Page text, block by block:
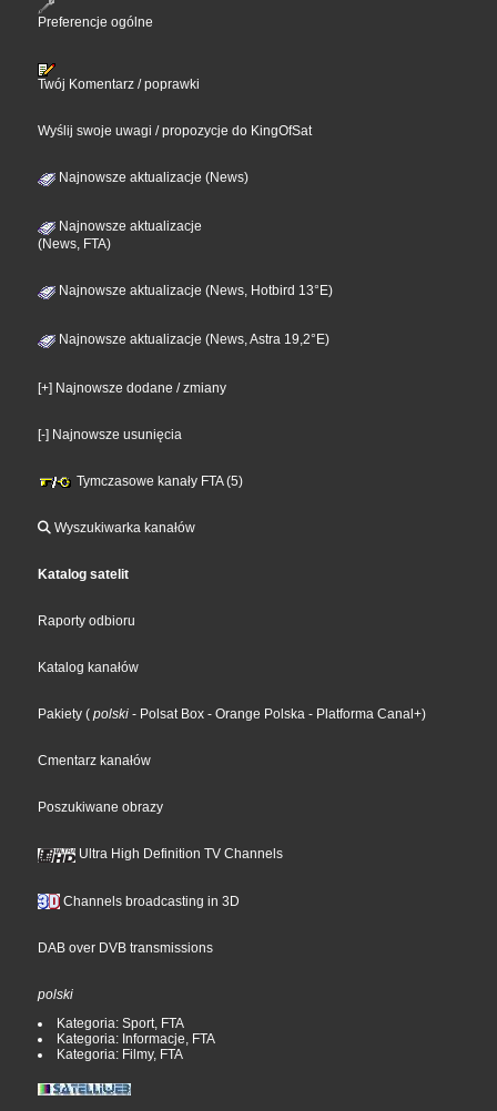
Preferencje ogólne
Twój Komentarz / poprawki
Wyślij swoje uwagi / propozycje do KingOfSat
Najnowsze aktualizacje (News)
Najnowsze aktualizacje
(News, FTA)
Najnowsze aktualizacje (News, Hotbird 13°E)
Najnowsze aktualizacje (News, Astra 19,2°E)
[+] Najnowsze dodane / zmiany
[-] Najnowsze usunięcia
Tymczasowe kanały FTA (5)
Wyszukiwarka kanałów
Katalog satelit
Raporty odbioru
Katalog kanałów
Pakiety ( polski - Polsat Box - Orange Polska - Platforma Canal+)
Cmentarz kanałów
Poszukiwane obrazy
Ultra High Definition TV Channels
Channels broadcasting in 3D
DAB over DVB transmissions
polski
Kategoria: Sport, FTA
Kategoria: Informacje, FTA
Kategoria: Filmy, FTA